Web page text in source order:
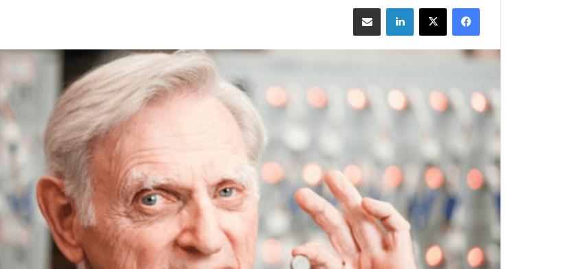
فيسبوك ‫X لينكدإن مشاركة بالبريد الإلكتروني